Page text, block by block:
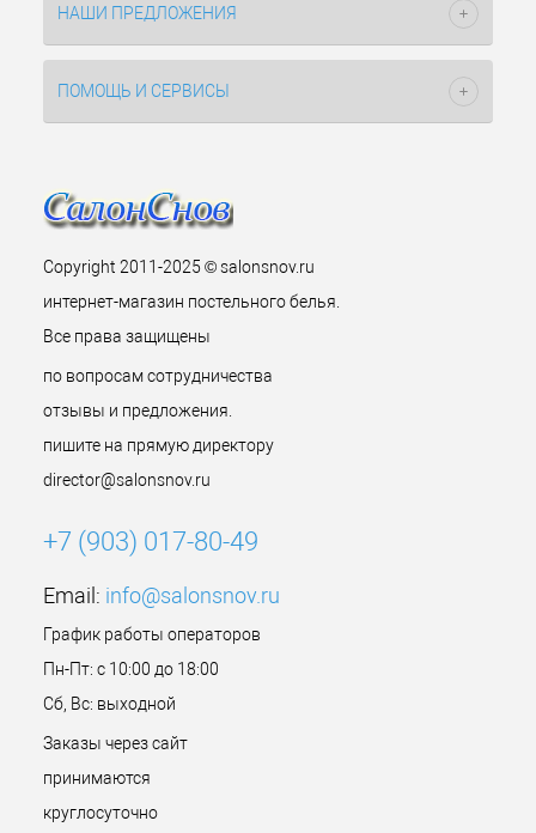
НАШИ ПРЕДЛОЖЕНИЯ
ПОМОЩЬ И СЕРВИСЫ
Copyright 2011-2025 © salonsnov.ru
интернет-магазин постельного белья.
Все права защищены
по вопросам сотрудничества
отзывы и предложения.
пишите на прямую директору
director@salonsnov.ru
+7 (903) 017-80-49
Email: info@salonsnov.ru
График работы операторов
Пн-Пт: с 10:00 до 18:00
Сб, Вс: выходной
Заказы через сайт
принимаются
круглосуточно